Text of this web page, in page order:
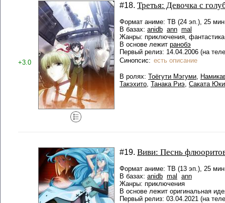
+3.0
#18. Третья: Девочка с
Формат аниме: ТВ (24 эп.), 25
В базах: anidb ann mal
Жанры: приключения, фантастика
В основе лежит ранобэ
Первый релиз: 14.04.2006 (на
Синопсис: есть описание
В ролях: Тоёгути Мэгуми,
Такэхито, Танака Риэ, Саката Юки
#19. Виви: Песнь
Формат аниме: ТВ (13 эп.), 25
В базах: anidb mal
ann
Жанры: приключения
В основе лежит оригинальная
Первый релиз: 03.04.2021 (на